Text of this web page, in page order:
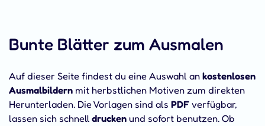
Bunte Blätter zum Ausmalen
Auf dieser Seite findest du eine Auswahl an kostenlosen
Ausmalbildern mit herbstlichen Motiven zum direkten
Herunterladen. Die Vorlagen sind als PDF verfügbar,
lassen sich schnell drucken und sofort benutzen. Ob